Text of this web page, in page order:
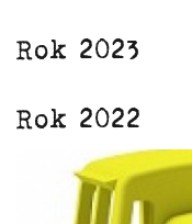
Rok 2023
Rok 2022